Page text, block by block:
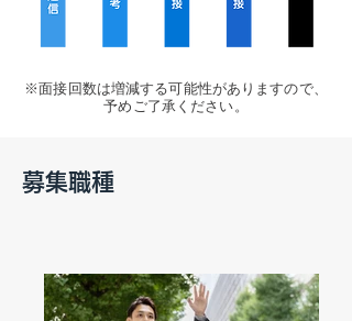
※面接回数は増減する可能性がありますので、
予めご了承ください。
​募集職種